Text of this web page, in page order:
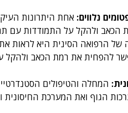
נלווים: אחת היתרונות
הכאב ולהקל על התמודדות עם
של הרפואה הסינית היא לראות
להפחית את רמת הכאב ולהקל
המחלה והטיפולים
הגוף ואת המערכת החיסונית